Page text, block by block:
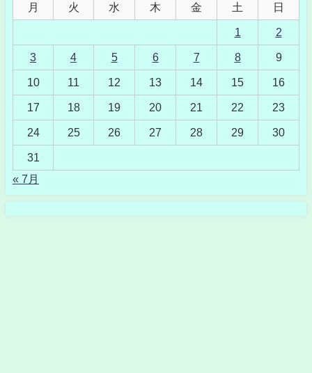
月 火 水 木 金 土 日
1 2
3 4 5 6 7 8 9
10 11 12 13 14 15 16
17 18 19 20 21 22 23
24 25 26 27 28 29 30
31
« 7月